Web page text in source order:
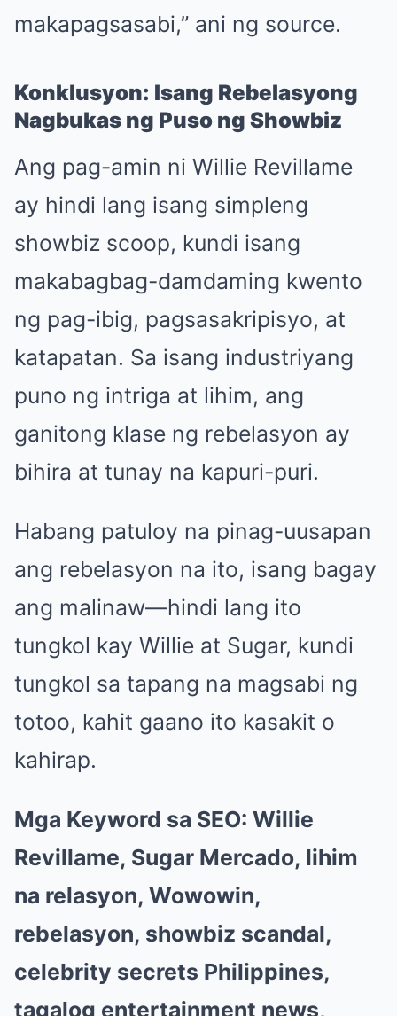
makapagsasabi,” ani ng source.
Konklusyon: Isang Rebelasyong
Nagbukas ng Puso ng Showbiz
Ang pag-amin ni Willie Revillame
ay hindi lang isang simpleng
showbiz scoop, kundi isang
makabagbag-damdaming kwento
ng pag-ibig, pagsasakripisyo, at
katapatan. Sa isang industriyang
puno ng intriga at lihim, ang
ganitong klase ng rebelasyon ay
bihira at tunay na kapuri-puri.
Habang patuloy na pinag-uusapan
ang rebelasyon na ito, isang bagay
ang malinaw—hindi lang ito
tungkol kay Willie at Sugar, kundi
tungkol sa tapang na magsabi ng
totoo, kahit gaano ito kasakit o
kahirap.
Mga Keyword sa SEO: Willie
Revillame, Sugar Mercado, lihim
na relasyon, Wowowin,
rebelasyon, showbiz scandal,
celebrity secrets Philippines,
tagalog entertainment news,